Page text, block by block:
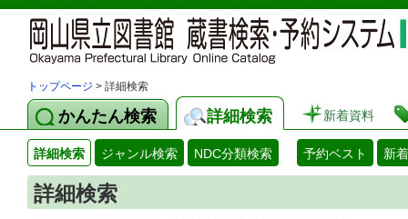
トップページ > 詳細検索
かんたん検索 詳細検索 新着資料
詳細検索 ジャンル検索 NDC分類検索 予約ベスト 新
詳細検索